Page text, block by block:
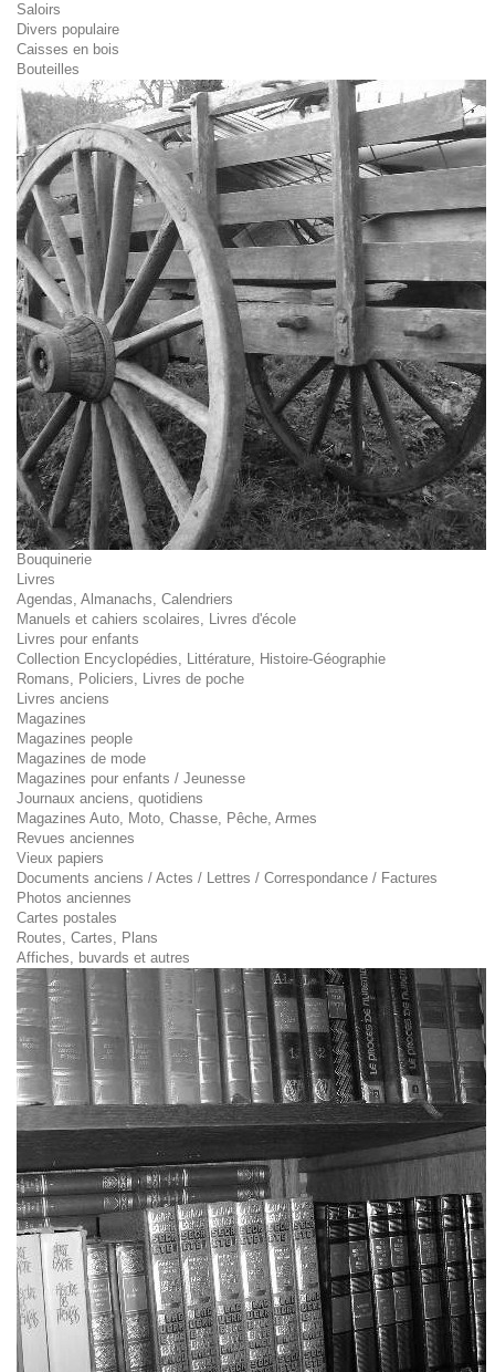
Saloirs
Divers populaire
Caisses en bois
Bouteilles
Bouquinerie
Livres
Agendas, Almanachs, Calendriers
Manuels et cahiers scolaires, Livres d'école
Livres pour enfants
Collection Encyclopédies, Littérature, Histoire-Géographie
Romans, Policiers, Livres de poche
Livres anciens
Magazines
Magazines people
Magazines de mode
Magazines pour enfants / Jeunesse
Journaux anciens, quotidiens
Magazines Auto, Moto, Chasse, Pêche, Armes
Revues anciennes
Vieux papiers
Documents anciens / Actes / Lettres / Correspondance / Factures
Photos anciennes
Cartes postales
Routes, Cartes, Plans
Affiches, buvards et autres